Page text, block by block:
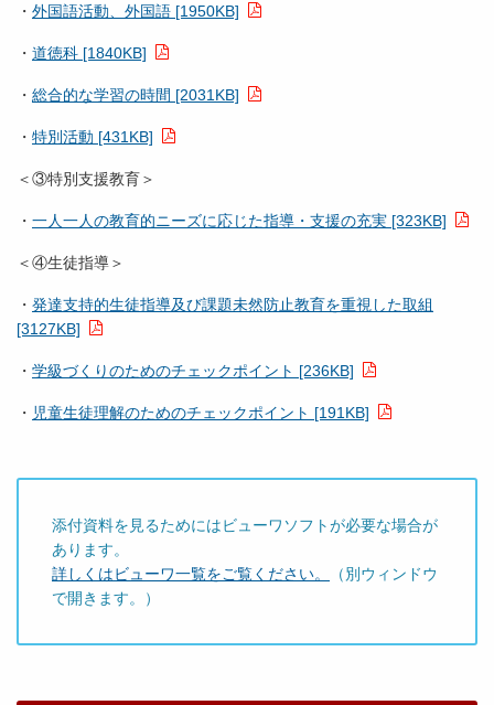
・ 外国語活動、外国語 [1950KB]
・ 道徳科 [1840KB]
・ 総合的な学習の時間 [2031KB]
・ 特別活動 [431KB]
＜③特別支援教育＞
・ 一人一人の教育的ニーズに応じた指導・支援の充実 [323KB]
＜④生徒指導＞
・ 発達支持的生徒指導及び課題未然防止教育を重視した取組
[3127KB]
・ 学級づくりのためのチェックポイント [236KB]
・ 児童生徒理解のためのチェックポイント [191KB]
添付資料を見るためにはビューワソフトが必要な場合が
あります。
詳しくはビューワ一覧をご覧ください。
（別ウィンドウ
で開きます。）